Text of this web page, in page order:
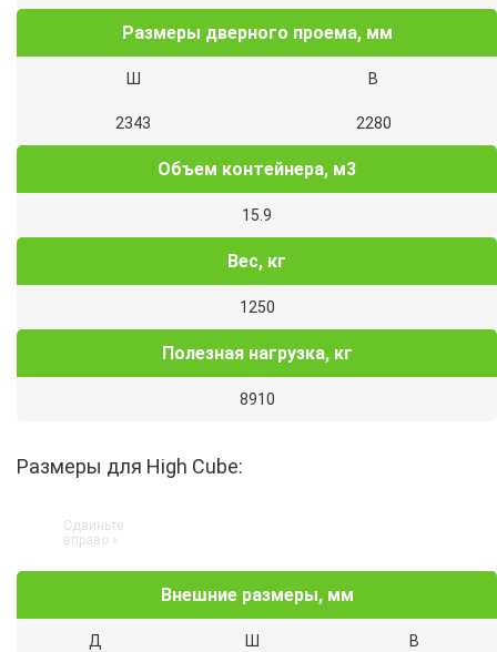
Размеры дверного проема, мм
Ш В
2343 2280
Объем контейнера, м3
15.9
Вес, кг
1250
Полезная нагрузка, кг
8910
Размеры для High Cube:
Внешние размеры, мм
Д Ш В